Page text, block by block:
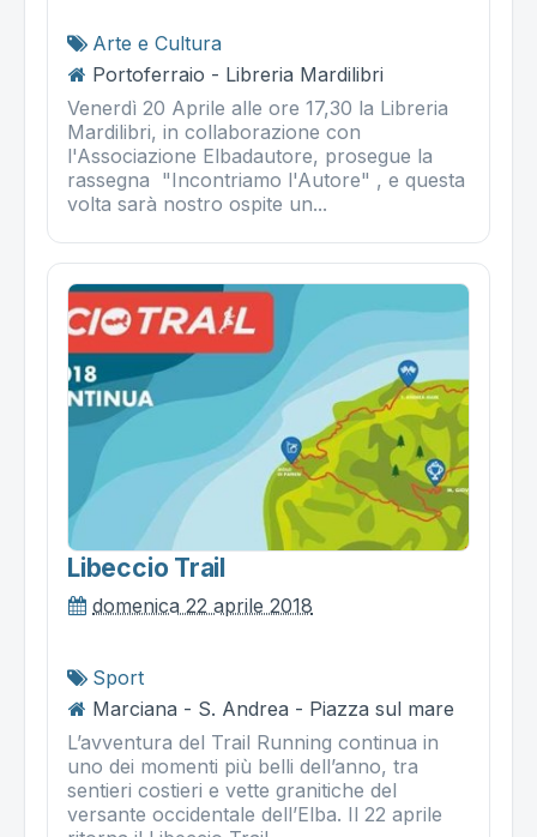
Arte e Cultura
Portoferraio - Libreria Mardilibri
Venerdì 20 Aprile alle ore 17,30 la Libreria
Mardilibri, in collaborazione con
l'Associazione Elbadautore, prosegue la
rassegna "Incontriamo l'Autore" , e questa
volta sarà nostro ospite un...
Libeccio Trail
domenica 22 aprile 2018
Sport
Marciana - S. Andrea - Piazza sul mare
L’avventura del Trail Running continua in
uno dei momenti più belli dell’anno, tra
sentieri costieri e vette granitiche del
versante occidentale dell’Elba. Il 22 aprile